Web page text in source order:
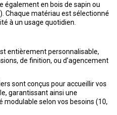
également en bois de sapin ou
Chaque matériau est sélectionné
à un usage quotidien.
entièrement personnalisable,
de finition, ou d’agencement
sont conçus pour accueillir vos
garantissant ainsi une
selon vos besoins (10,